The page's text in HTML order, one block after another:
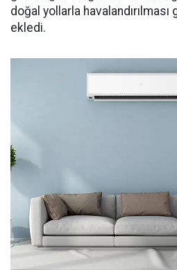
doğal yollarla
ekledi.